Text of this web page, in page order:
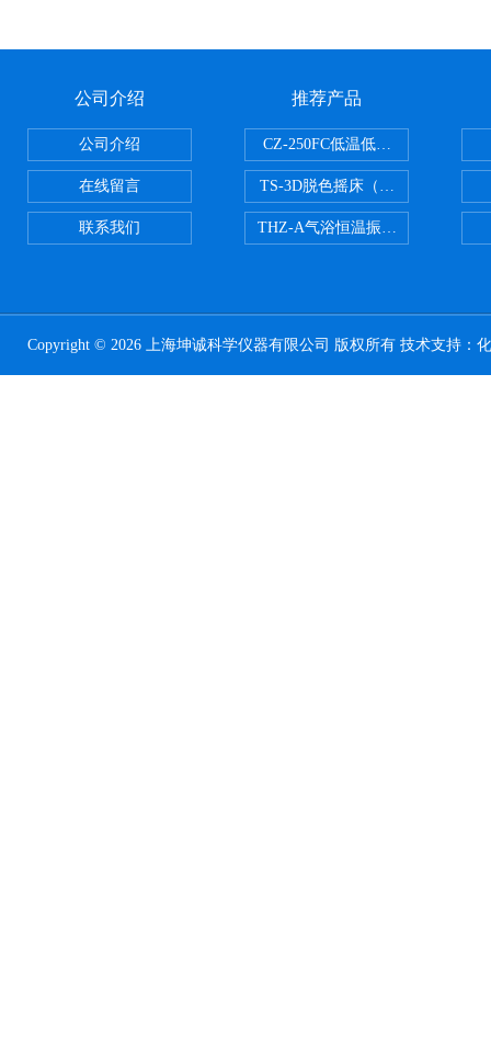
公司介绍
公司介绍
在线留言
联系我们
推荐产品
CZ-250FC低温低湿种子储藏柜
TS-3D脱色摇床（三维运动）
THZ-A气浴恒温振荡器
Copyright © 2026 上海坤诚科学仪器有限公司 版权所有 技术支持：